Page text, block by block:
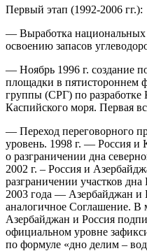
Первый этап (1992-2006 гг.):
— Выработка национальных
освоению запасов
— Ноябрь 1996 г. создание
площадки в пятистороннем
группы (СРГ) по разработке
Каспийского моря. Первая
— Переход переговорного
уровень. 1998 г. — Россия и
о разграничении дна
2002 г. – Россия и
разграничении участков
2003 года — Азербайджан и
аналогичное Соглашение. В
Азербайджан и Россия
официальном уровне
по формуле «дно делим –